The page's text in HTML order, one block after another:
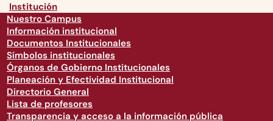
Institución
Nuestro Campus
Información institucional
Documentos Institucionales
Símbolos institucionales
Órganos de Gobierno Institucionales
Planeación y Efectividad Institucional
Directorio General
Lista de profesores
Transparencia y acceso a la información pública